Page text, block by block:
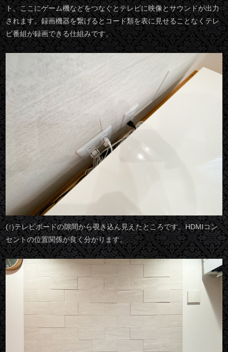
ト。ここにゲーム機などをつなぐとテレビに映像とサウンドが出力
されます。録画機器を繋げるとコード類を表に見せることなくテレ
ビ番組が録画できる仕組みです。
(↑)テレビボードの隙間から覗き込ん見えたところです。HDMIコン
セントの位置関係が良く分かります。